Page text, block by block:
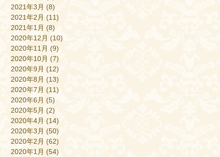
2021年3月 (8)
2021年2月 (11)
2021年1月 (8)
2020年12月 (10)
2020年11月 (9)
2020年10月 (7)
2020年9月 (12)
2020年8月 (13)
2020年7月 (11)
2020年6月 (5)
2020年5月 (2)
2020年4月 (14)
2020年3月 (50)
2020年2月 (62)
2020年1月 (54)